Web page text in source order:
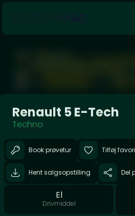
Renault 5 E-Tech
Techno
Book prøvetur Tilføj
Hent salgsopstilling Del
El
Drivmiddel